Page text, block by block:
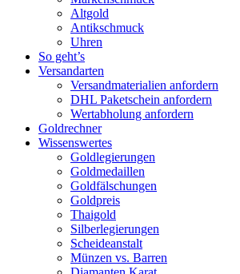
Altgold
Antikschmuck
Uhren
So geht’s
Versandarten
Versandmaterialien anfordern
DHL Paketschein anfordern
Wertabholung anfordern
Goldrechner
Wissenswertes
Goldlegierungen
Goldmedaillen
Goldfälschungen
Goldpreis
Thaigold
Silberlegierungen
Scheideanstalt
Münzen vs. Barren